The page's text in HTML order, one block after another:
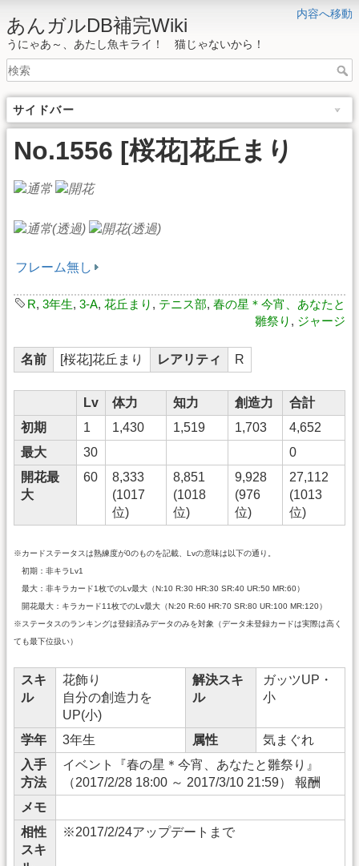
内容へ移動
あんガルDB補完Wiki
うにゃあ～、あたし魚キライ！ 猫じゃないから！
サイドバー
No.1556 [桜花]花丘まり
フレーム無し
R, 3年生, 3-A, 花丘まり , テニス部, 春の星＊今宵、あなたと
雛祭り , ジャージ
名前 [桜花]花丘まり レアリティ R
Lv 体力 知力 創造力
合計
初期
1 1,430 1,519 1,703
4,652
最大
30
0
開花最
大
60
8,333
(1017
位)
8,851
(1018
位)
9,928
(976
位)
27,112
(1013
位)
※カードステータスは熟練度が0のものを記載、Lvの意味は以下の通り。
初期：非キラLv1
最大：非キラカード1枚でのLv最大（N:10 R:30 HR:30 SR:40 UR:50 MR:60）
開花最大：キラカード11枚でのLv最大（N:20 R:60 HR:70 SR:80 UR:100 MR:120）
※ステータスのランキングは登録済みデータのみを対象（データ未登録カードは実際は高く
ても最下位扱い）
スキ
ル
花飾り
自分の創造力を
UP(小)
解決スキ
ル
ガッツUP・
小
学年 3年生 属性
気まぐれ
入手
方法
イベント『春の星＊今宵、あなたと雛祭り』
（2017/2/28 18:00 ～ 2017/3/10 21:59） 報酬
メモ
相性
スキ
※2017/2/24アップデートまで